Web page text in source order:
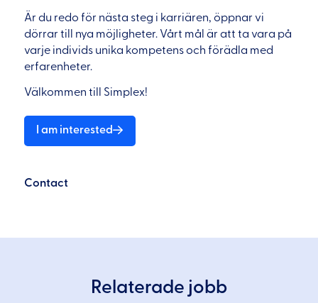
Är du redo för nästa steg i karriären, öppnar vi
dörrar till nya möjligheter. Vårt mål är att ta vara på
varje individs unika kompetens och förädla med
erfarenheter.
Välkommen till Simplex!
I am interested
Contact
Relaterade jobb